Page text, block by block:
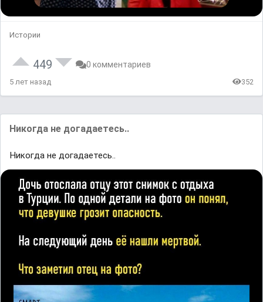
Истории
449 0 комментариев
5 лет назад 352
Никогда не догадаетесь..
Никогда не догадаетесь..